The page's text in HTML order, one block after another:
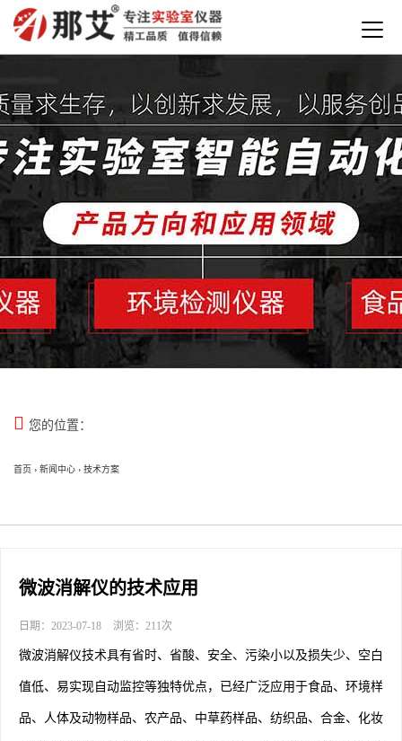
 您的位置：
首页 › 新闻中心 › 技术方案
微波消解仪的技术应用
日期：2023-07-18 浏览：211次
微波消解仪技术具有省时、省酸、安全、污染小以及损失少、空白
值低、易实现自动监控等独特优点，已经广泛应用于食品、环境样
品、人体及动物样品、农产品、中草药样品、纺织品、合金、化妆